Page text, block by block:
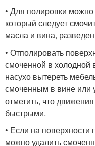
• Для полировки
который следует
масла и вина,
• Отполировать
смоченной в холодной
насухо вытереть
смоченным в вине или
отметить, что
быстрыми.
• Если на поверхности
можно удалить